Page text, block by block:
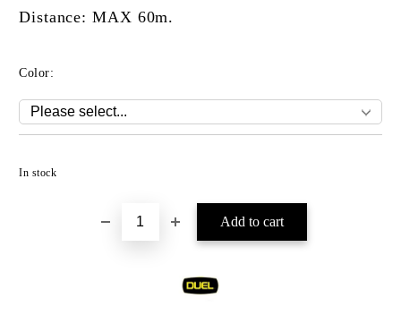
Distance: MAX 60m.
Color:
In stock